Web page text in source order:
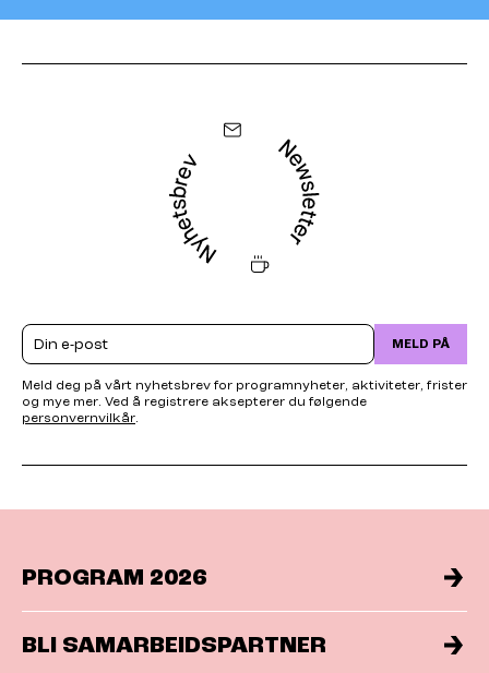
Email MELD PÅ
Meld deg på vårt nyhetsbrev for programnyheter, aktiviteter, frister
og mye mer. Ved å registrere aksepterer du følgende
personvernvilkår.
PROGRAM 2026
BLI SAMARBEIDSPARTNER